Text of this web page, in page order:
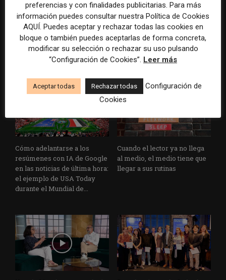
Los medios tienen audiencia,
pero no siempre comunidad:
cómo activar a los lectores
que siguen las noticias en
silencio
El buzón como nueva
portada: la estrategia de los
medios para conquistar
ciudad a ciudad
Cómo adelantarse a los
resúmenes con IA de Google
en las noticias de última hora:
el ejemplo de USA Today
durante el Mundial de...
Cuando el lector ya no llega
al medio, el medio tiene que
llegar a sus rutinas
preferencias y con finalidades publicitarias. Para más
información puedes consultar nuestra Política de Cookies
AQUÍ. Puedes aceptar y rechazar todas las cookies en
bloque o también puedes aceptarlas de forma concreta,
modificar su selección o rechazar su uso pulsando
“Configuración de Cookies”. Leer más
Aceptar todas Rechazar todas
Configuración de
Cookies